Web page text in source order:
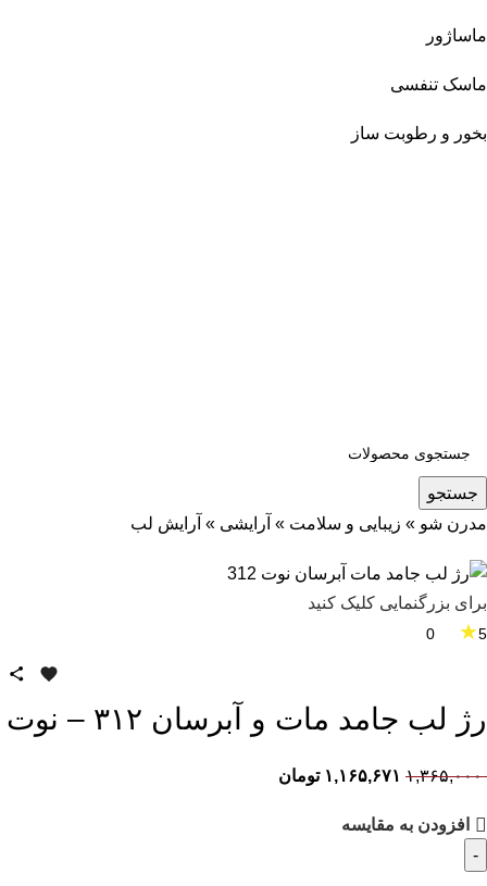
ماساژور
ماسک تنفسی
بخور و رطوبت ساز
جستجو
مدرن شو » زیبایی و سلامت » آرایشی » آرایش لب
برای بزرگنمایی کلیک کنید
5
★
رژ لب جامد مات و آبرسان ۳۱۲ – نوت
۱,۳۶۵,۰۰۰ ۱,۱۶۵,۶۷۱ تومان
افزودن به مقایسه